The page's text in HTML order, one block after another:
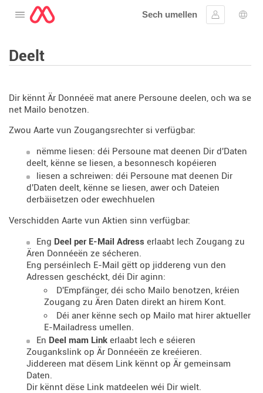
Oppen de Menü
Sech umellen
Umellen
Deelt
Dir kënnt Är Donnéeë mat anere Persoune deelen, och wa se
net Mailo benotzen.
Zwou Aarte vun Zougangsrechter si verfügbar:
nëmme liesen: déi Persoune mat deenen Dir d'Daten
deelt, kënne se liesen, a besonnesch kopéieren
liesen a schreiwen: déi Persoune mat deenen Dir
d'Daten deelt, kënne se liesen, awer och Dateien
derbäisetzen oder ewechhuelen
Verschidden Aarte vun Aktien sinn verfügbar:
Eng Deel per E-Mail Adress erlaabt Iech Zougang zu
Ären Donnéeën ze sécheren.
Eng perséinlech E-Mail gëtt op jiddereng vun den
Adressen geschéckt, déi Dir aginn:
D'Empfänger, déi scho Mailo benotzen, kréien
Zougang zu Ären Daten direkt an hirem Kont.
Déi aner kënne sech op Mailo mat hirer aktueller
E-Mailadress umellen.
En Deel mam Link erlaabt Iech e séieren
Zougankslink op Är Donnéeën ze kreéieren.
Jiddereen mat dësem Link kënnt op Är gemeinsam
Daten.
Dir kënnt dëse Link matdeelen wéi Dir wielt.